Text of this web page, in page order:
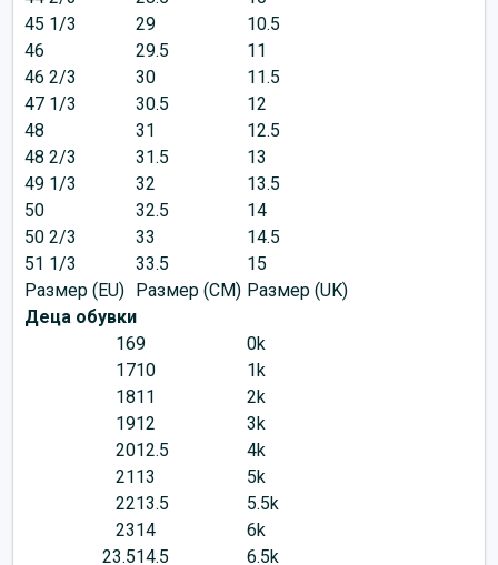
45 1/3
29
10.5
46
29.5
11
46 2/3
30
11.5
47 1/3
30.5
12
48
31
12.5
48 2/3
31.5
13
49 1/3
32
13.5
50
32.5
14
50 2/3
33
14.5
51 1/3
33.5
15
Размер (EU) Размер (CM) Размер (UK)
Деца обувки
169
0k
1710
1k
1811
2k
1912
3k
2012.5
4k
2113
5k
2213.5
5.5k
2314
6k
23.514.5
6.5k